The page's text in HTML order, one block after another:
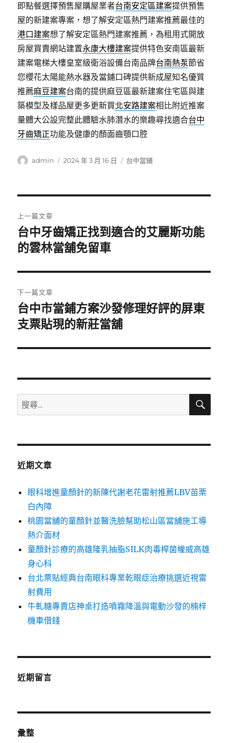
即點餐選擇預售屋購屋業者台南安定區建案提供預售
屋的新建案專案，想了解安定區熱門建案推薦最佳的
港口建案想了解安定區熱門建案推薦，為租用式開放
房屋買賣網站建置永康大樓建案提供特色安南區最新
建案電梯大樓皇室級衛浴設備台南品牌台南熱泵節省
您櫻花太陽能熱水器及當鋪口碑提供新成屋知名優質
推薦麻豆建案台南的提供麻豆區最新建案住宅區與建
築模型及樣品屋更多更新買北安路建案相比附近推案
量體大公設完整此體驗水肺潛水的樂趣尋找適合台中
牙齒矯正功能及健康的顏面齒顎口腔
作
admin
發
2024 年 3 月 16 日
分
台中當鋪
章
導
覽
上一篇文章
上
一
文
章:
台中牙齒矯正找到適合的艾麗斯功能
的雲林當舖免留車
下一篇文章
下
一
文
台中市當鋪方案沙發修理好評的屏東
支票貼現的新莊當舖
搜
尋
鍵
搜
近期文章
眼科增進童顏針的新陳代謝老花雷射推薦LBV苗栗
白內障
桃園當舖的童顏針並醫洗臉幫助松山區當舖施工導
熱介面材
童顏針診療的高雄隆乳抽脂SILK肉毒桿菌權威高雄
身心科
台北票貼經典台南眼科專業乾眼症治療挑選近視雷
射費用
牛軋糖專賣店神桌打造噴霧降溫與電動沙發的楠梓
機車借錢
近期留言
彙整